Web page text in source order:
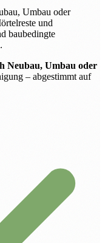
Umbau oder
und
baubedingte
Neubau, Umbau oder
– abgestimmt auf